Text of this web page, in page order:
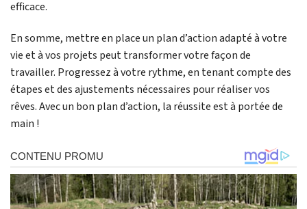
efficace.
En somme, mettre en place un plan d’action adapté à votre
vie et à vos projets peut transformer votre façon de
travailler. Progressez à votre rythme, en tenant compte des
étapes et des ajustements nécessaires pour réaliser vos
rêves. Avec un bon plan d’action, la réussite est à portée de
main !